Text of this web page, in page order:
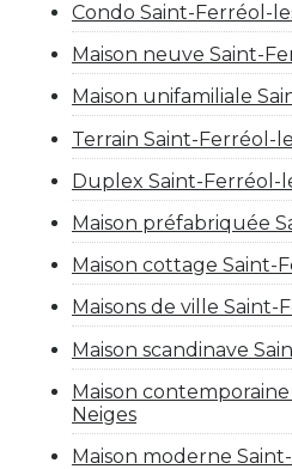
Condo Saint-Ferréol-
Maison neuve Saint-
Maison unifamiliale
Terrain Saint-Ferréol-
Duplex Saint-Ferréol-
Maison préfabriquée
Maison cottage Saint-
Maisons de ville Saint-
Maison scandinave
Maison
Neiges
Maison moderne